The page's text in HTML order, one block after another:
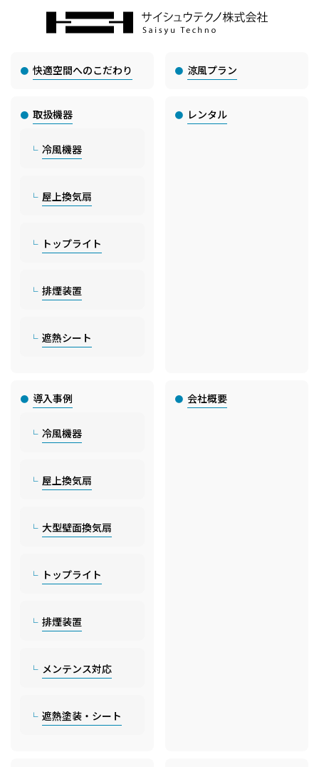
快適空間へのこだわり 涼風プラン
取扱機器
冷風機器
屋上換気扇
トップライト
排煙装置
遮熱シート
レンタル
導入事例
冷風機器
屋上換気扇
大型壁面換気扇
トップライト
排煙装置
メンテンス対応
遮熱塗装・シート
会社概要